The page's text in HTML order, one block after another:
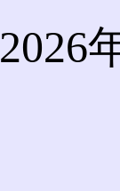
2026